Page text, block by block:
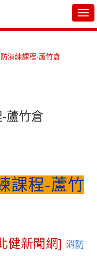
演練課程-蘆竹倉
蘆竹倉
課程-蘆竹
健新聞網] 消防